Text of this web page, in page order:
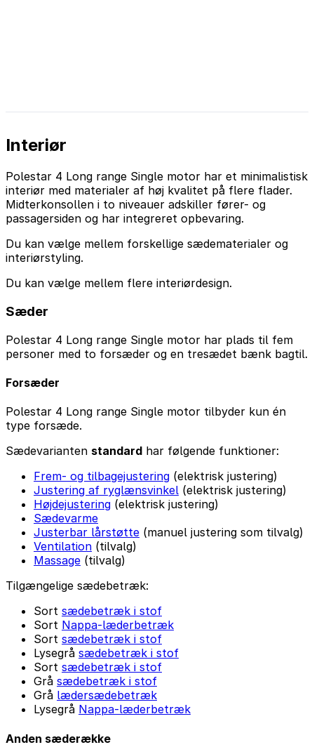
Interiør
Polestar 4 Long range Single motor har et minimalistisk
interiør med materialer af høj kvalitet på flere flader.
Midterkonsollen i to niveauer adskiller fører- og
passagersiden og har integreret opbevaring.
Du kan vælge mellem forskellige sædematerialer og
interiørstyling.
Du kan vælge mellem flere interiørdesign.
Sæder
Polestar 4 Long range Single motor har plads til fem
personer med to forsæder og en tresædet bænk bagtil.
Forsæder
Polestar 4 Long range Single motor tilbyder kun én
type forsæde.
Sædevarianten standard har følgende funktioner:
Frem- og tilbagejustering (elektrisk justering)
Justering af ryglænsvinkel (elektrisk justering)
Højdejustering (elektrisk justering)
Sædevarme
Justerbar lårstøtte (manuel justering som tilvalg)
Ventilation (tilvalg)
Massage (tilvalg)
Tilgængelige sædebetræk:
Sort sædebetræk i stof
Sort Nappa-læderbetræk
Sort sædebetræk i stof
Lysegrå sædebetræk i stof
Sort sædebetræk i stof
Grå sædebetræk i stof
Grå lædersædebetræk
Lysegrå Nappa-læderbetræk
Anden sæderække